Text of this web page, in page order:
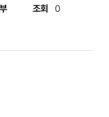
조회 0